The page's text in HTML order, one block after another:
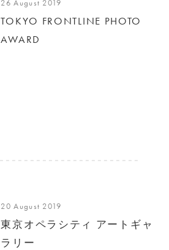
26 August 2019
TOKYO FRONTLINE PHOTO
AWARD
20 August 2019
東京オペラシティ アートギャ
ラリー